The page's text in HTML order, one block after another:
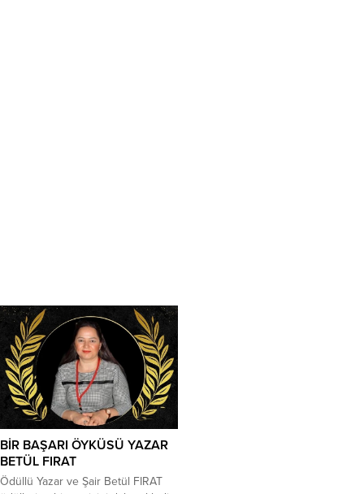
BİR BAŞARI ÖYKÜSÜ YAZAR
BETÜL FIRAT
Ödüllü Yazar ve Şair Betül FIRAT